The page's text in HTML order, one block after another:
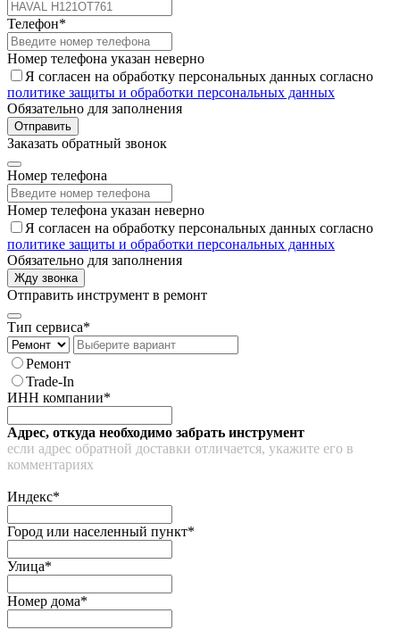
Телефон*
Номер телефона указан неверно
Я согласен на обработку персональных данных согласно
политике защиты и обработки персональных данных
Обязательно для заполнения
Отправить
Заказать обратный звонок
Номер телефона
Номер телефона указан неверно
Я согласен на обработку персональных данных согласно
политике защиты и обработки персональных данных
Обязательно для заполнения
Жду звонка
Отправить инструмент в ремонт
Тип сервиса*
Ремонт
Trade-In
ИНН компании*
Адрес, откуда необходимо забрать инструмент
если адрес обратной доставки отличается, укажите его в
комментариях
Индекс*
Город или населенный пункт*
Улица*
Номер дома*